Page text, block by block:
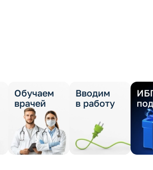
Обучаем
врачей
Вводим
в работу